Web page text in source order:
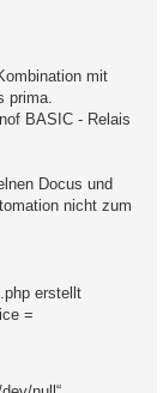
mit
prima.
BASIC - Relais
Docus und
nicht zum
erstellt
=